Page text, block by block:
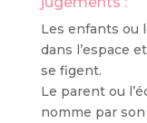
Les enfants ou
dans l’espace
se figent.
Le parent ou
nomme par